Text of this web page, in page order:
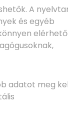
A
és egyéb
adatot meg